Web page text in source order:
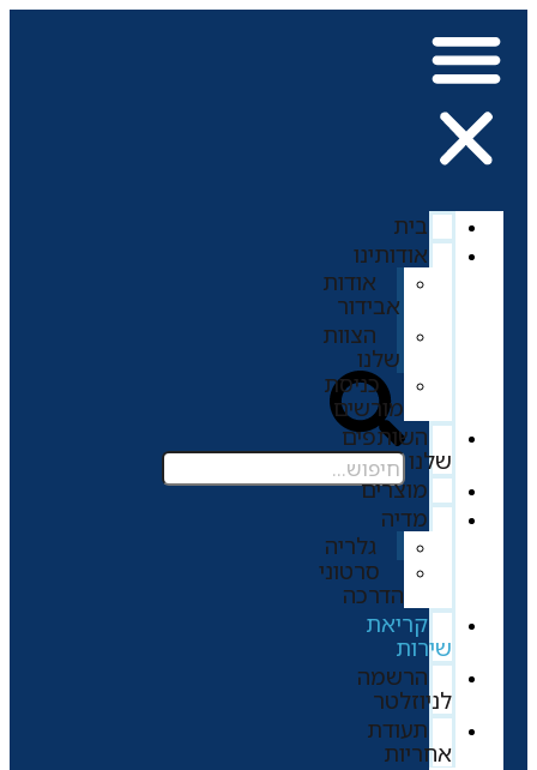
בית
אודותינו
אודות
אבידור
הצוות
שלנו
כניסת
מורשים
השותפים
שלנו
מוצרים
מדיה
גלריה
סרטוני
הדרכה
קריאת
שירות
הרשמה
לניוזלטר
תעודת
אחריות